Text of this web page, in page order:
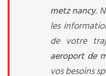
metz nancy.
les
de votre
aeroport de
vos besoins